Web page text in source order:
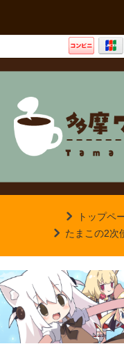
トップペ
たまこの2次